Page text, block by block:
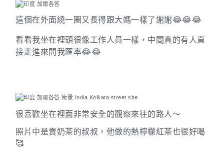
這個在外面繞一圈又長得跟大媽一樣了謝謝😂😂😂
看看我坐在裡頭很像工作人員一樣，中間真的有人直
接走進來問我匯率😂😂
很喜歡坐在裡面非常安全的觀察來往的路人～
照片中是賣奶茶的叔叔，他做的熱檸檬紅茶也很好喝
🥰